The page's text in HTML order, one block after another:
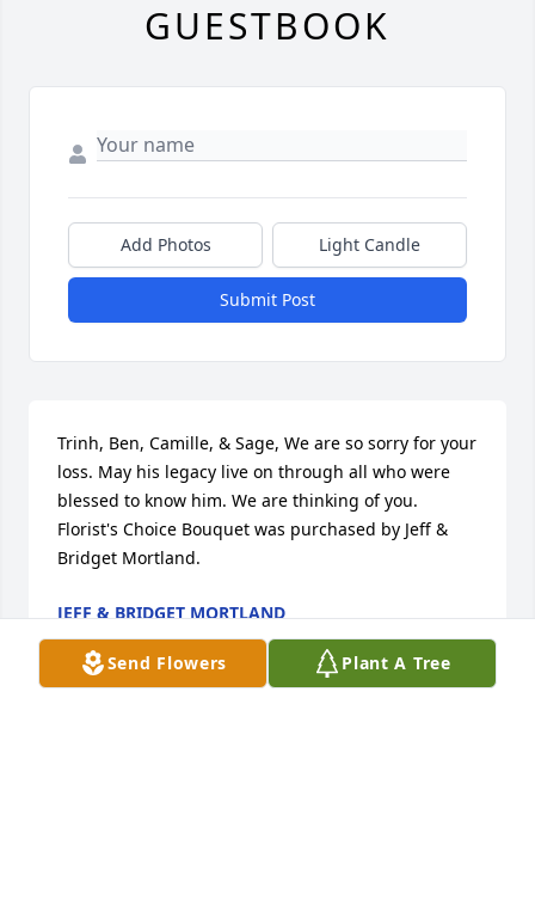
Send Flowers Plant A Tree
GUESTBOOK
Add Photos Light Candle
Submit Post
Trinh, Ben, Camille, & Sage, We are so sorry for your
loss. May his legacy live on through all who were
blessed to know him. We are thinking of you.
Florist's Choice Bouquet was purchased by Jeff &
Bridget Mortland.
JEFF & BRIDGET MORTLAND
Aug 04, 2024